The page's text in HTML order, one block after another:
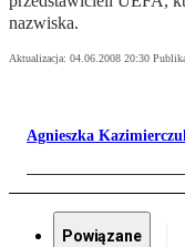
nazwiska.
Aktualizacja: 04.06.2008 20:30
Agnieszka
Powiązane